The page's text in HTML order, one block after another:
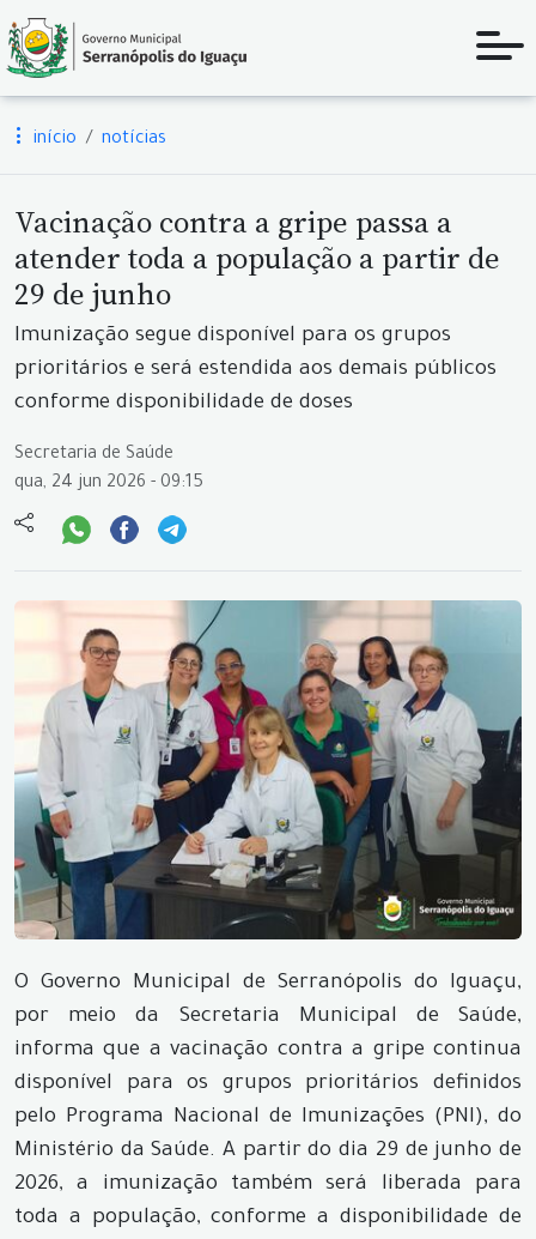
início notícias
Vacinação contra a gripe passa a
atender toda a população a partir de
29 de junho
Imunização segue disponível para os grupos
prioritários e será estendida aos demais públicos
conforme disponibilidade de doses
Secretaria de Saúde
qua, 24 jun 2026 - 09:15
O Governo Municipal de Serranópolis do Iguaçu,
por meio da Secretaria Municipal de Saúde,
informa que a vacinação contra a gripe continua
disponível para os grupos prioritários definidos
pelo Programa Nacional de Imunizações (PNI), do
Ministério da Saúde. A partir do dia 29 de junho de
2026, a imunização também será liberada para
toda a população, conforme a disponibilidade de